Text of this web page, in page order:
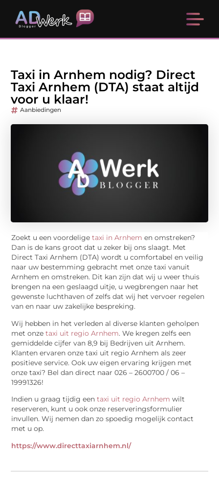
Taxi in Arnhem nodig? Direct
Taxi Arnhem (DTA) staat altijd
voor u klaar!
Aanbiedingen
Zoekt u een voordeligetaxi in Arnhem en omstreken?
Dan is de kans groot dat u zeker bij ons slaagt. Met
Direct Taxi Arnhem (DTA) wordt u comfortabel en veilig
naar uw bestemming gebracht met onze taxi vanuit
Arnhem en omstreken. Dit kan zijn dat wij u weer thuis
brengen na een geslaagd uitje, u wegbrengen naar het
gewenste luchthaven of zelfs dat wij het vervoer regelen
van en naar uw zakelijke bespreking.
Wij hebben in het verleden al diverse klanten geholpen
met onzetaxi uit regio Arnhem. We kregen zelfs een
gemiddelde cijfer van 8,9 bij Bedrijven uit Arnhem.
Klanten ervaren onze taxi uit regio Arnhem als zeer
positieve service. Ook uw eigen ervaring krijgen met
onze taxi? Bel dan direct naar 026 – 2600700 / 06 –
19991326!
Indien u graag tijdig eentaxi uit regio Arnhem wilt
reserveren, kunt u ook onze reserveringsformulier
invullen. Wij nemen dan zo spoedig mogelijk contact
met u op.
https://www.directtaxiarnhem.nl/